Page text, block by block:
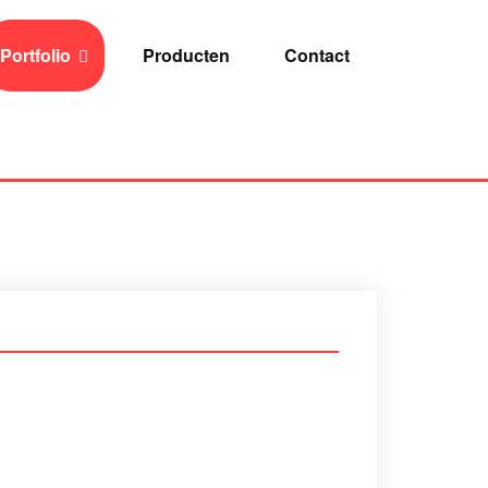
Portfolio Producten Contact